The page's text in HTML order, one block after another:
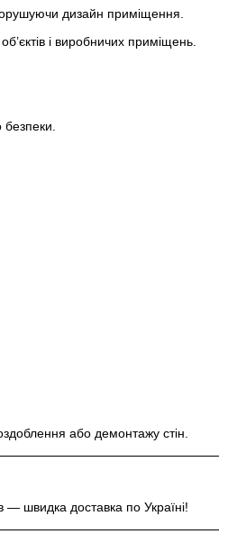
дизайн приміщення.
і виробничих приміщень.
або демонтажу стін.
— швидка доставка по Україні!